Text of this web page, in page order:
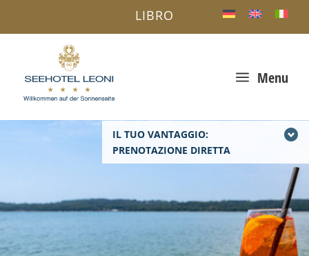
IL TUO VANTAGGIO:
PRENOTAZIONE DIRETTA
a Menu
LIBRO